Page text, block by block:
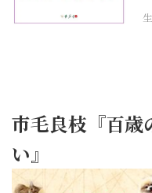
市毛良枝『百歳
い』